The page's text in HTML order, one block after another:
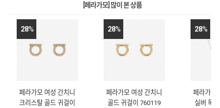
[페라가모] 많이 본 상품
28%
페라가모 여성 간치니
크리스탈 골드 귀걸이
28%
페라가모 여성 간치니
골드 귀걸이 760119
28%
페라가모
실버 목